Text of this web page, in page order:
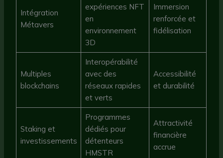
Intégration
Métavers
expériences NFT
en
environnement
3D
Immersion
renforcée et
fidélisation
Multiples
blockchains
Interopérabilité
avec des
réseaux rapides
et verts
Accessibilité
et durabilité
Staking et
investissements
Programmes
dédiés pour
détenteurs
HMSTR
Attractivité
financière
accrue